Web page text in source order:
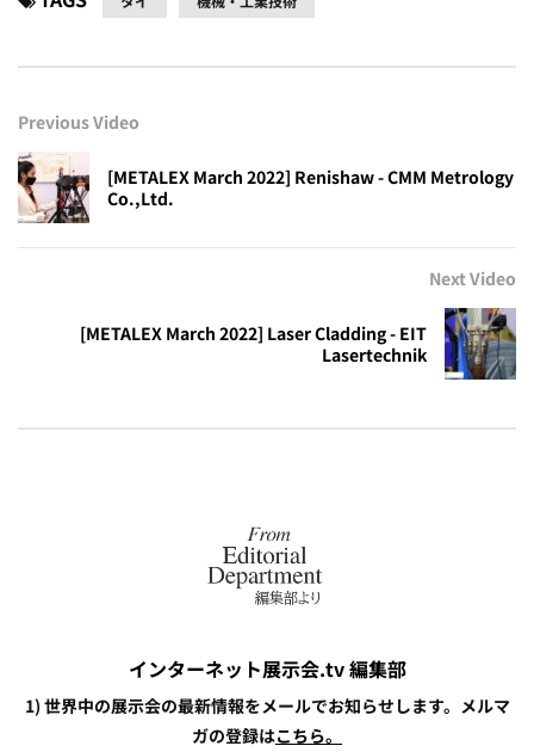
Previous Video
[METALEX March 2022] Renishaw - CMM Metrology
Co.,Ltd.
Next Video
[METALEX March 2022] Laser Cladding - EIT
Lasertechnik
インターネット展示会.tv 編集部
1) 世界中の展示会の最新情報をメールでお知らせします。メルマ
ガの登録はこちら。